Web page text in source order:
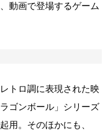
動画で登場するゲーム
トロ調に表現された映
ゴンボール」シリーズ
用。そのほかにも、